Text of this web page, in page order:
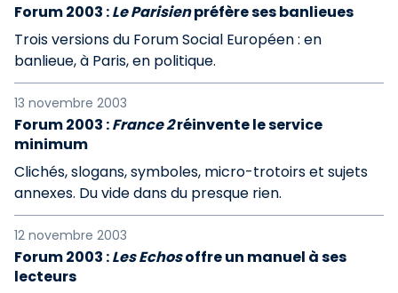
Forum 2003 :Le Parisienpréfère ses banlieues
Trois versions du Forum Social Européen : en
banlieue, à Paris, en politique.
13 novembre 2003
Forum 2003 :France 2réinvente le service
minimum
Clichés, slogans, symboles, micro-trotoirs et sujets
annexes. Du vide dans du presque rien.
12 novembre 2003
Forum 2003 :Les Echosoffre un manuel à ses
lecteurs